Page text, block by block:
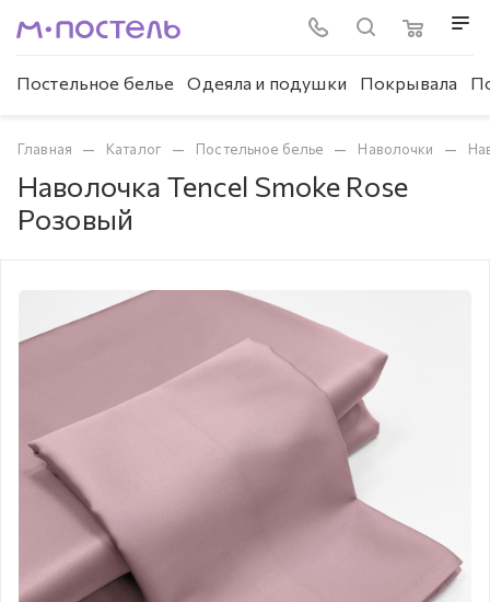
Постельное белье Одеяла и подушки Покрывала
Главная — Каталог — Постельное белье — Наволочки —
Наволочка Tencel Smoke Rose
Розовый